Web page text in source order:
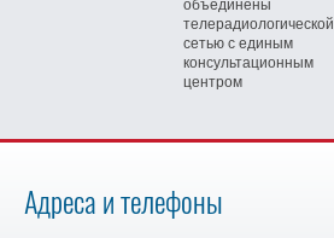
объединены
телерадиологической
сетью с единым
консультационным
центром
Адреса и телефоны